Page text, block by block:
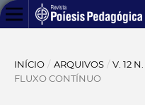
INÍCIO / ARQUIVOS / V. 12
FLUXO CONTÍNUO